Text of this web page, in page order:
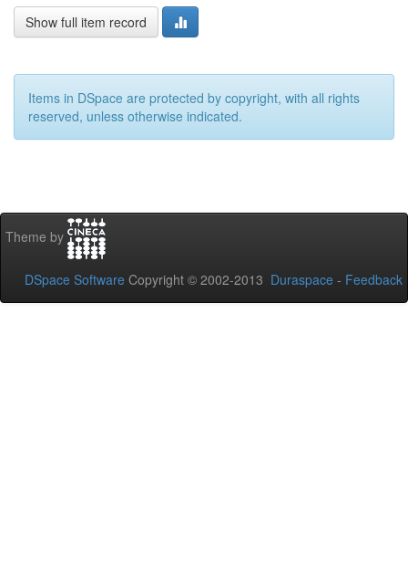
Show full item record
Items in DSpace are protected by copyright, with all rights
reserved, unless otherwise indicated.
Theme by
DSpace Software Copyright © 2002-2013 Duraspace - Feedback